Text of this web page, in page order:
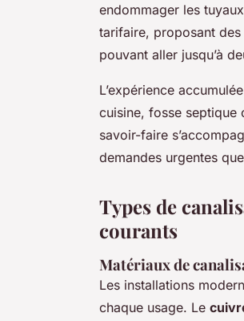
endommager les
tarifaire, proposant
pouvant aller jusqu’à
L’expérience
cuisine, fosse septique
savoir-faire
demandes urgentes
Types de
courants
Matériaux de
Les installations
chaque usage. Le